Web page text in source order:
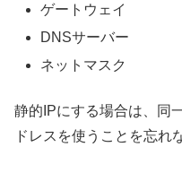
ゲートウェイ
DNSサーバー
ネットマスク
静的IPにする場合は、同
ドレスを使うことを忘れ